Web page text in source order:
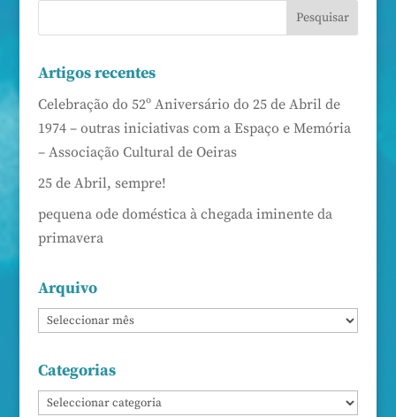
Artigos recentes
Celebração do 52º Aniversário do 25 de Abril de
1974 – outras iniciativas com a Espaço e Memória
– Associação Cultural de Oeiras
25 de Abril, sempre!
pequena ode doméstica à chegada iminente da
primavera
Arquivo
Categorias